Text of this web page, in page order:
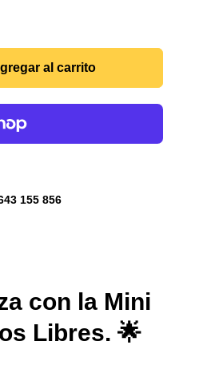
al carrito
155 856
con la Mini
Libres. 🌟